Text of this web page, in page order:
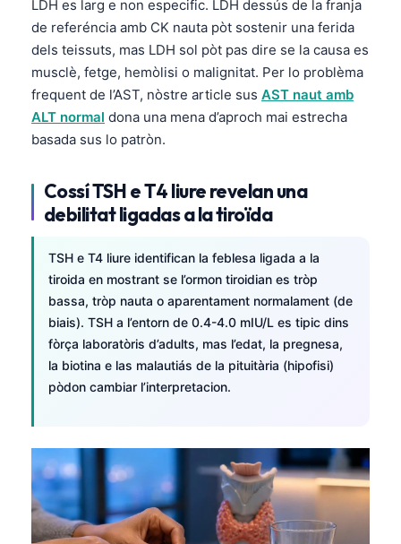
LDH es larg e non especific. LDH dessús de la franja
de referéncia amb CK nauta pòt sostenir una ferida
dels teissuts, mas LDH sol pòt pas dire se la causa es
musclè, fetge, hemòlisi o malignitat. Per lo problèma
frequent de l’AST, nòstre article sus AST naut amb
ALT normal dona una mena d’aproch mai estrecha
basada sus lo patròn.
Cossí TSH e T4 liure revelan una
debilitat ligadas a la tiroïda
TSH e T4 liure identifican la feblesa ligada a la
tiroida en mostrant se l’ormon tiroidian es tròp
bassa, tròp nauta o aparentament normalament (de
biais). TSH a l’entorn de 0.4-4.0 mIU/L es tipic dins
fòrça laboratòris d’adults, mas l’edat, la pregnesa,
la biotina e las malautiás de la pituitària (hipofisi)
pòdon cambiar l’interpretacion.
Kiswahili
አማርኛ
Українська
Қазақ тілі
Suomi
Hrvatski
Slovenčina
سنڌي
অসমীয়া
Galego
Latviešu valoda
Македонски јазик
Euskara